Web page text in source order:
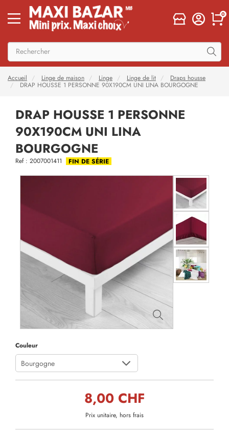
0
Accueil Linge de maison Linge Linge de lit
Draps housse
DRAP HOUSSE 1 PERSONNE 90X190CM UNI LINA BOURGOGNE
DRAP HOUSSE 1 PERSONNE
90X190CM UNI LINA
BOURGOGNE
Ref : 2007001411 FIN DE SÉRIE
Couleur
Bourgogne
8,00 CHF
Prix unitaire, hors frais